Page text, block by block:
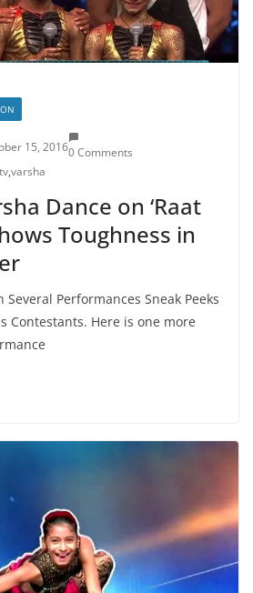
15, 20160 Comments
tv,varsha
Dance on ‘Raat
Toughness in
Several Performances Sneak Peeks
Contestants. Here is one more